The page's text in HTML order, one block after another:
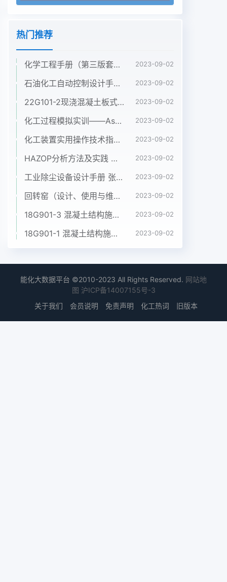
热门推荐
化学工程手册（第三版套装5册第1卷2卷3卷4卷5卷）袁渭康 王静康 费维扬 欧阳平凯 著 2023-09-02
石油化工自动控制设计手册（第四版） 黄步余 化工出版社 2020年 2023-09-02
22G101-2现浇混凝土板式楼梯.pdf 2023-09-02
化工过程模拟实训——Aspen Plus教程（第二版）孙兰义 化学工业出版社 2017年 2023-09-02
化工装置实用操作技术指南 韩文光2001年化学工业出版社 2023-09-02
HAZOP分析方法及实践 粟镇宇 化学工业出版社2018年 2023-09-02
工业除尘设备设计手册 张殿印 申丽 化工出版社 2012年 2023-09-02
回转窑（设计、使用与维修）沈阳铝镁设计院、长沙有色冶金设计院共同编写 2023-09-02
18G901-3 混凝土结构施工钢筋排布规则与构造详图（独立基础、条形基础、筏形基础、桩基础）公开版.pdf 2023-09-02
18G901-1 混凝土结构施工钢筋排布规则与构造详图（现浇混凝土框架、剪力墙、梁、板）公开版.pdf 2023-09-02
能化大数据平台 ©2010-2023 All Rights Reserved. 网站地
图 沪ICP备14007155号-3
关于我们
会员说明 免责声明 化工热词 旧版本